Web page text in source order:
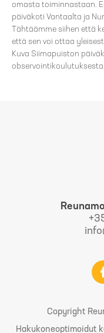
omasta toiminnastaan.
päiväkoti Vantaalta ja
Tähtäämme siihen että
että sen voi ottaa
Kuva Siimapuiston
Copyright
Hakukoneoptimoidut